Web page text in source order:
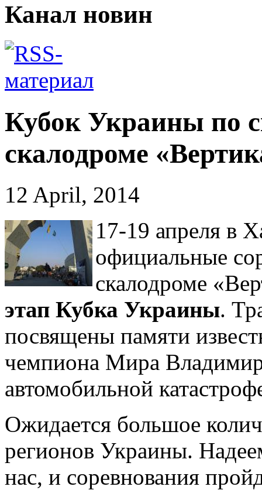
Канал новин
Кубок Украины по
скалодроме
12 April, 2014
17-19 апреля в
официальные
скалодроме
этап Кубка Украины.
посвящены памяти
чемпиона Мира
автомобильной
Ожидается большое
регионов Украины.
нас, и соревнования